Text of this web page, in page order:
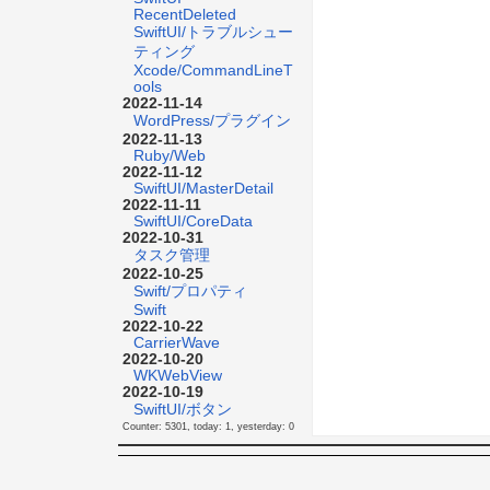
RecentDeleted
SwiftUI/トラブルシュー
ティング
Xcode/CommandLineT
ools
2022-11-14
WordPress/プラグイン
2022-11-13
Ruby/Web
2022-11-12
SwiftUI/MasterDetail
2022-11-11
SwiftUI/CoreData
2022-10-31
タスク管理
2022-10-25
Swift/プロパティ
Swift
2022-10-22
CarrierWave
2022-10-20
WKWebView
2022-10-19
SwiftUI/ボタン
Counter: 5301, today: 1, yesterday: 0